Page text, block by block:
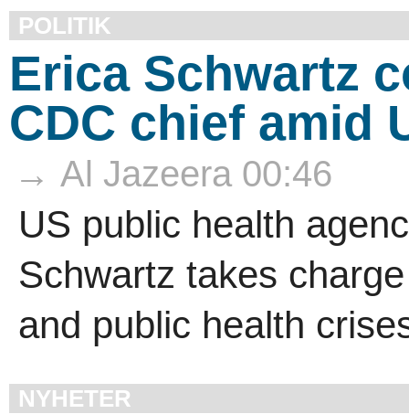
POLITIK
Erica Schwartz
CDC chief amid
→ Al Jazeera 00:46
US public health
Schwartz takes
and public health
NYHETER